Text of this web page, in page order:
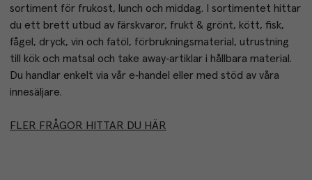
sortiment för frukost, lunch och middag. I sortimentet hittar
du ett brett utbud av färskvaror, frukt & grönt, kött, fisk,
fågel, dryck, vin och fatöl, förbrukningsmaterial, utrustning
till kök och matsal och take away‑artiklar i hållbara material.
Du handlar enkelt via vår e‑handel eller med stöd av våra
innesäljare.
FLER FRÅGOR HITTAR DU HÄR